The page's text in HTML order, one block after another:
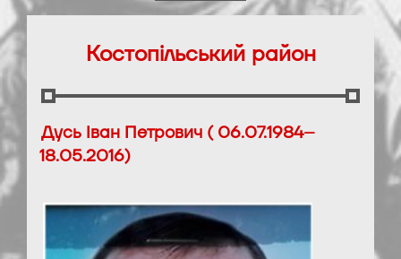
Костопільський район
Дусь Іван Петрович ( 06.07.1984–
18.05.2016)